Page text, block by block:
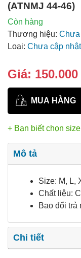
(ATNMJ 44-46)
Còn hàng
Thương hiệu: Chưa
Loại: Chưa cập nhật
Giá:
MUA HÀNG
+ Bạn biết chọn
Mô tả
Size: M, L,
Chất liệu:
Bao đổi trả
Chi tiết